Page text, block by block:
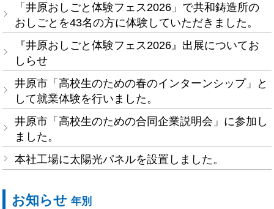
「井原おしごと体験フェス2026」で共和鋳造所の
おしごとを43名の方に体験していただきました。
『井原おしごと体験フェス2026』出展についてお
しらせ
井原市「高校生のための春のインターンシップ」と
して就業体験を行いました。
井原市「高校生のための合同企業説明会」に参加し
ました。
本社工場に太陽光パネルを設置しました。
お知らせ年別